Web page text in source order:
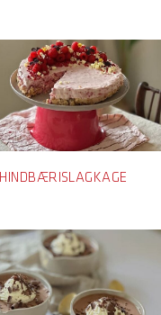
HINDBÆRISLAGKAGE